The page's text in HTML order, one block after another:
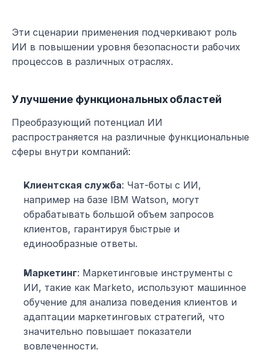
Эти сценарии применения подчеркивают роль
ИИ в повышении уровня безопасности рабочих
процессов в различных отраслях.
Улучшение функциональных областей
Преобразующий потенциал ИИ
распространяется на различные функциональные
сферы внутри компаний:
Клиентская служба: Чат-боты с ИИ,
например на базе IBM Watson, могут
обрабатывать большой объем запросов
клиентов, гарантируя быстрые и
единообразные ответы.
Маркетинг: Маркетинговые инструменты с
ИИ, такие как Marketo, используют машинное
обучение для анализа поведения клиентов и
адаптации маркетинговых стратегий, что
значительно повышает показатели
вовлеченности.